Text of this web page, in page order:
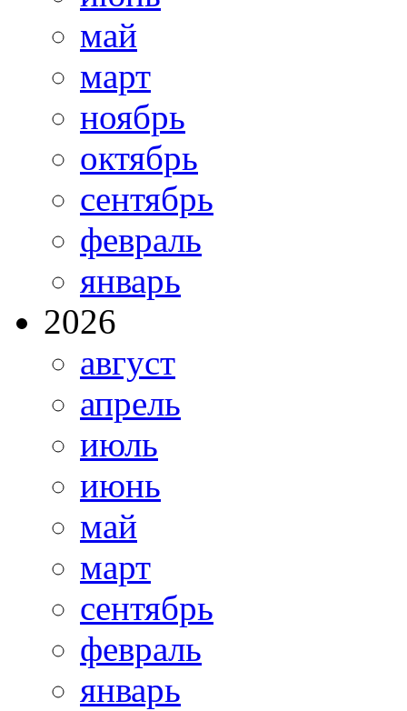
май
март
ноябрь
октябрь
сентябрь
февраль
январь
2026
август
апрель
июль
июнь
май
март
сентябрь
февраль
январь